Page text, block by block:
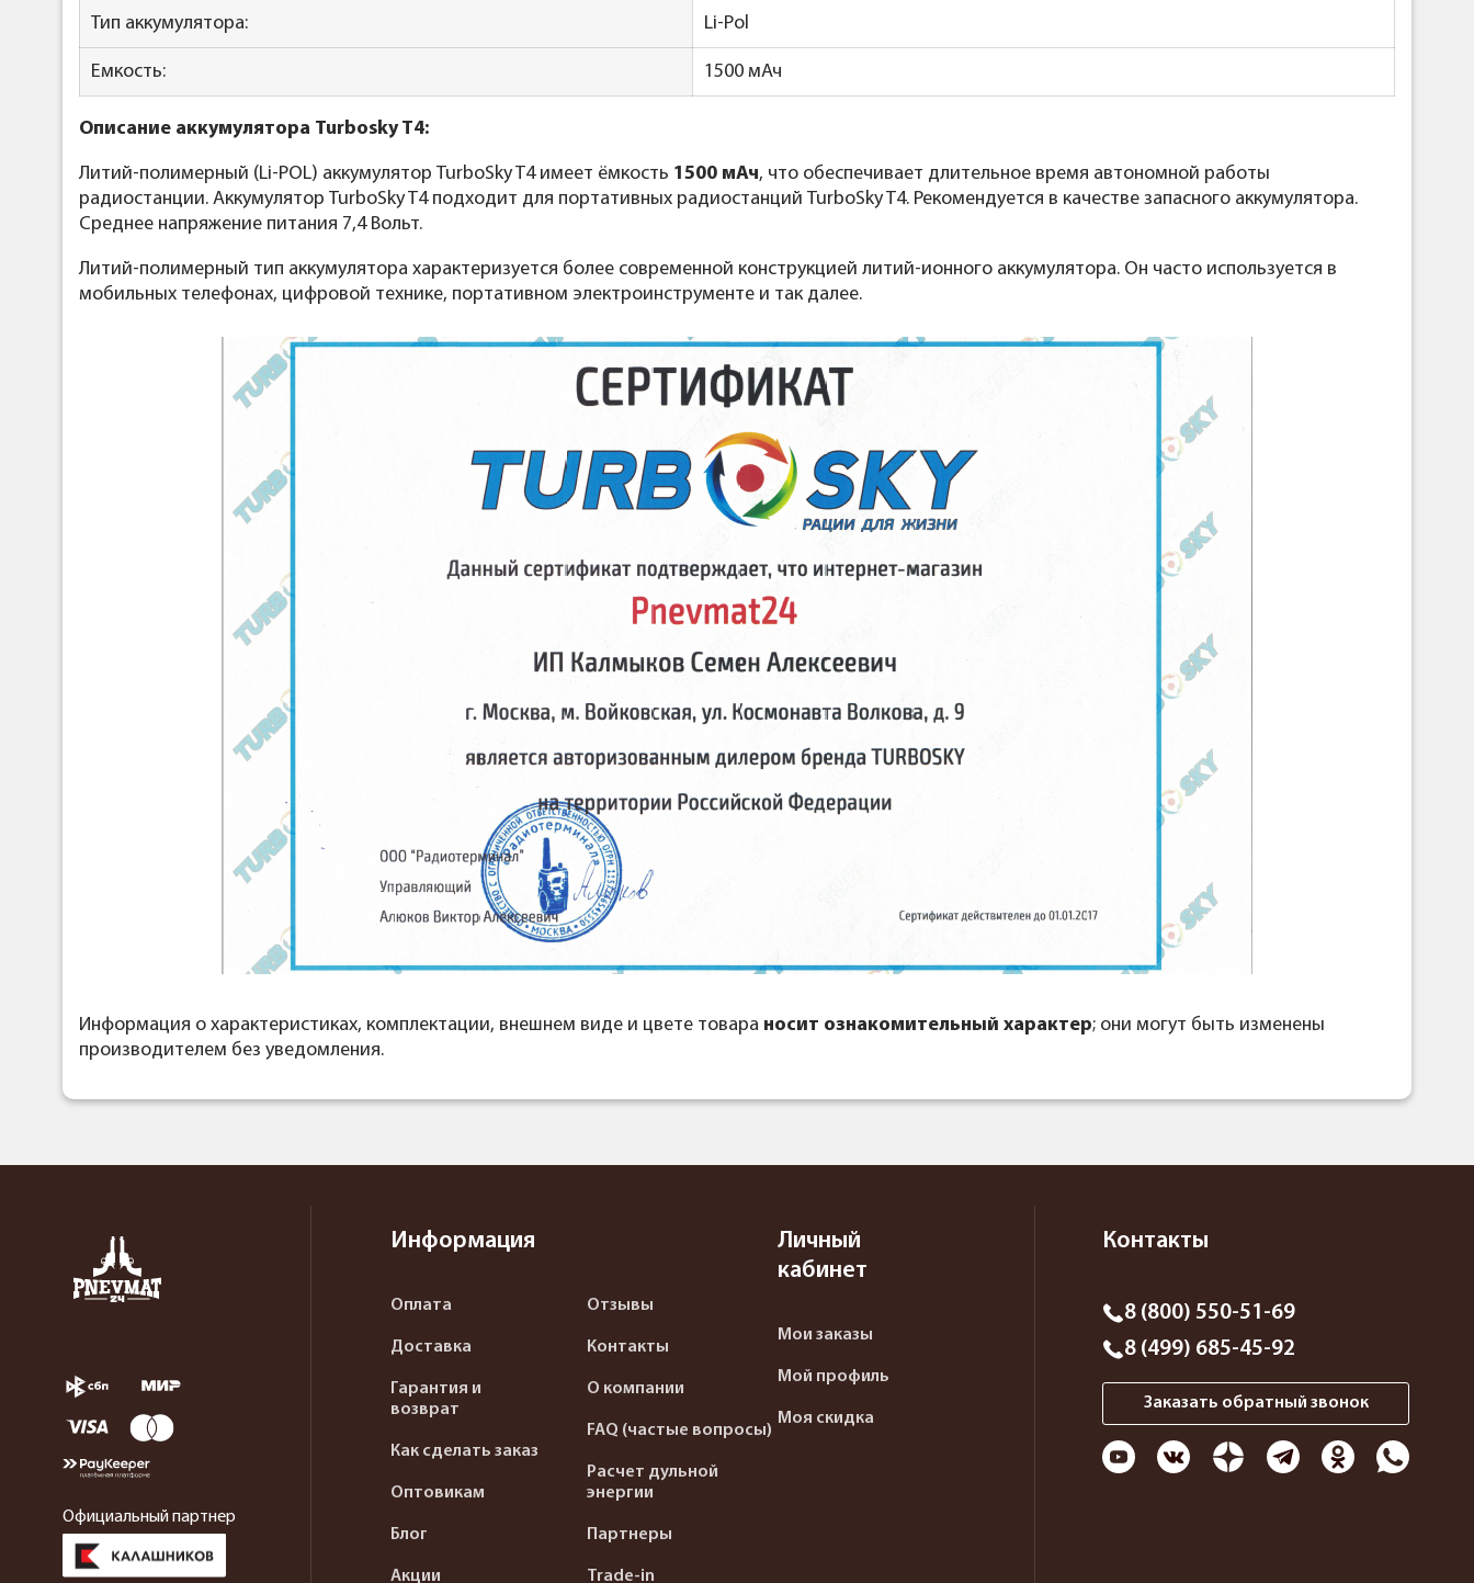
Тип аккумулятора: Li-Pol
Емкость: 1500 мАч
Описание аккумулятора Turbosky T4:
Литий-полимерный (Li-POL) аккумулятор TurboSky T4 имеет ёмкость 1500 мАч, что обеспечивает длительное время автономной работы
радиостанции. Аккумулятор TurboSky T4 подходит для портативных радиостанций TurboSky T4. Рекомендуется в качестве запасного аккумулятора.
Среднее напряжение питания 7,4 Вольт.
Литий-полимерный тип аккумулятора характеризуется более современной конструкцией литий-ионного аккумулятора. Он часто используется в
мобильных телефонах, цифровой технике, портативном электроинструменте и так далее.
Информация о характеристиках, комплектации, внешнем виде и цвете товара носит ознакомительный характер; они могут быть изменены
производителем без уведомления.
Официальный партнер
Информация
Оплата
Доставка
Гарантия и
возврат
Как сделать заказ
Оптовикам
Блог
Акции
Отзывы
Контакты
О компании
FAQ (частые вопросы)
Расчет дульной
энергии
Партнеры
Trade-in
Личный
кабинет
Мои заказы
Мой профиль
Моя скидка
Контакты
8 (800) 550-51-69
8 (499) 685-45-92
Заказать обратный звонок